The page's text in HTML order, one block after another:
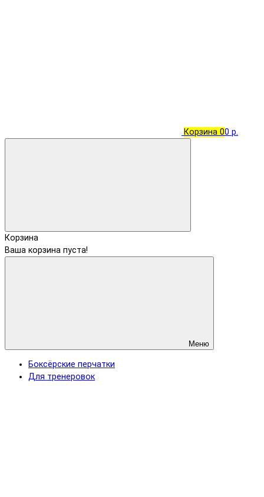
Корзина 00 р.
Корзина
Ваша корзина пуста!
Меню
Боксёрские перчатки
Для тренеровок